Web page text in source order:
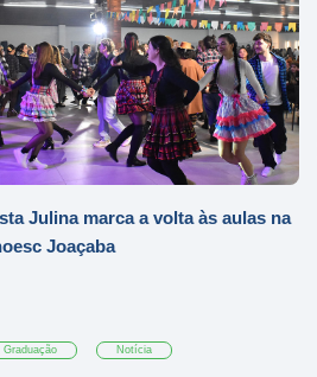
Julina marca a volta às aulas na
Joaçaba
Graduação Notícia